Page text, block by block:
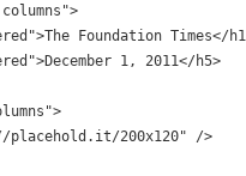
Foundation Times</
1, 2011</h5>
placehold.it/200x120" />